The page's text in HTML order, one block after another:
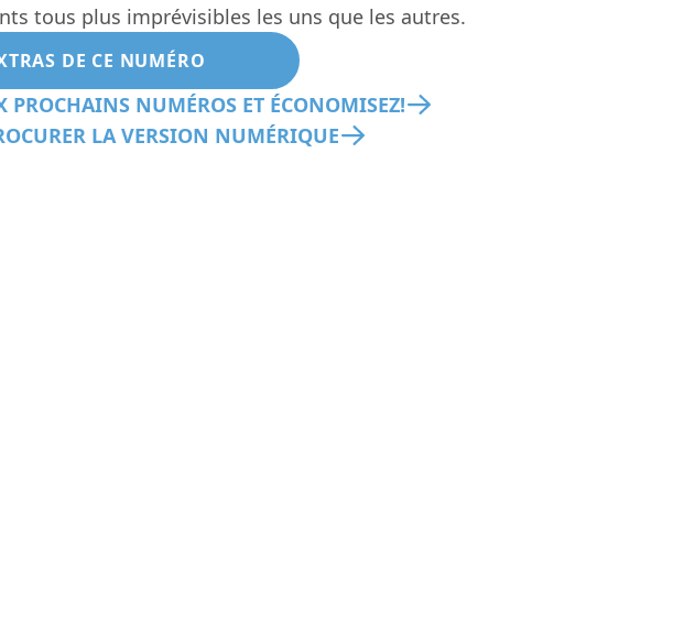
tous plus imprévisibles les uns que les autres.
DE CE NUMÉRO
NUMÉROS ET ÉCONOMISEZ!
LA VERSION NUMÉRIQUE